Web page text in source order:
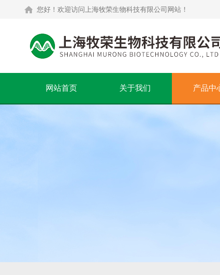
您好！欢迎访问上海牧荣生物科技有限公司网站！
网站首页 关于我们 产品中